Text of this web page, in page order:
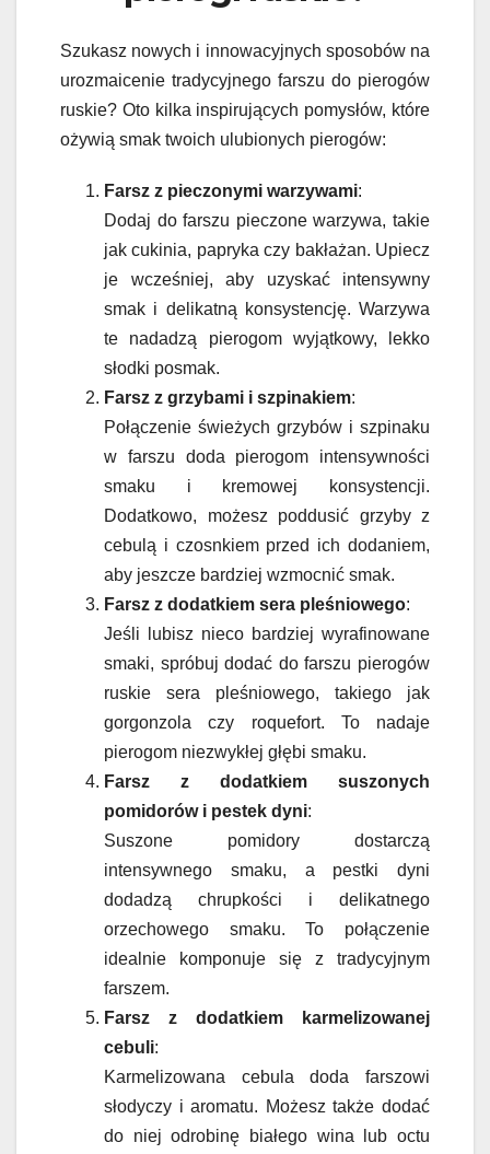
Szukasz nowych i innowacyjnych sposobów na
urozmaicenie tradycyjnego farszu do pierogów
ruskie? Oto kilka inspirujących pomysłów, które
ożywią smak twoich ulubionych pierogów:
Farsz z pieczonymi warzywami:
Dodaj do farszu pieczone warzywa, takie
jak cukinia, papryka czy bakłażan. Upiecz
je wcześniej, aby uzyskać intensywny
smak i delikatną konsystencję. Warzywa
te nadadzą pierogom wyjątkowy, lekko
słodki posmak.
Farsz z grzybami i szpinakiem:
Połączenie świeżych grzybów i szpinaku
w farszu doda pierogom intensywności
smaku i kremowej konsystencji.
Dodatkowo, możesz poddusić grzyby z
cebulą i czosnkiem przed ich dodaniem,
aby jeszcze bardziej wzmocnić smak.
Farsz z dodatkiem sera pleśniowego:
Jeśli lubisz nieco bardziej wyrafinowane
smaki, spróbuj dodać do farszu pierogów
ruskie sera pleśniowego, takiego jak
gorgonzola czy roquefort. To nadaje
pierogom niezwykłej głębi smaku.
Farsz z dodatkiem suszonych
pomidorów i pestek dyni:
Suszone pomidory dostarczą
intensywnego smaku, a pestki dyni
dodadzą chrupkości i delikatnego
orzechowego smaku. To połączenie
idealnie komponuje się z tradycyjnym
farszem.
Farsz z dodatkiem karmelizowanej
cebuli:
Karmelizowana cebula doda farszowi
słodyczy i aromatu. Możesz także dodać
do niej odrobinę białego wina lub octu